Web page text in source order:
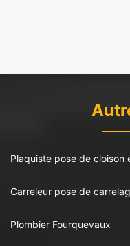
Plaquiste pose de cloison
Carreleur pose de
Plombier Fourquevaux